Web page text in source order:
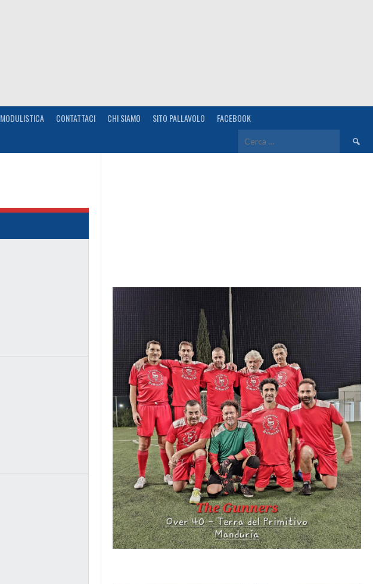
MODULISTICA CONTATTACI CHI SIAMO SITO PALLAVOLO FACEBOOK
Ricerca